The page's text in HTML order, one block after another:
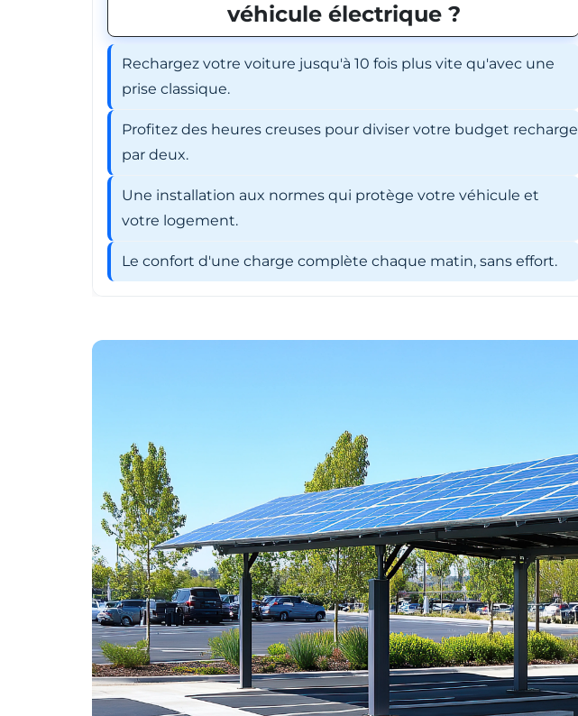
véhicule électrique ?
Rechargez votre voiture jusqu'à 10 fois plus vite qu'avec une
prise classique.
Profitez des heures creuses pour diviser votre budget recharge
par deux.
Une installation aux normes qui protège votre véhicule et
votre logement.
Le confort d'une charge complète chaque matin, sans effort.